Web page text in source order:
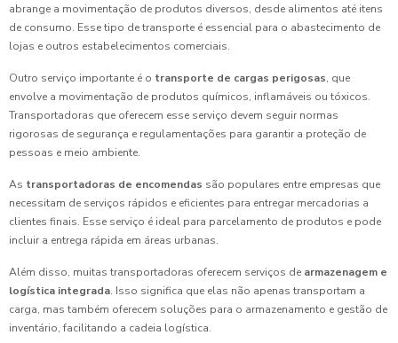
abrange a movimentação de produtos diversos, desde alimentos até itens
de consumo. Esse tipo de transporte é essencial para o abastecimento de
lojas e outros estabelecimentos comerciais.
Outro serviço importante é o transporte de cargas perigosas, que
envolve a movimentação de produtos químicos, inflamáveis ou tóxicos.
Transportadoras que oferecem esse serviço devem seguir normas
rigorosas de segurança e regulamentações para garantir a proteção de
pessoas e meio ambiente.
As transportadoras de encomendas são populares entre empresas que
necessitam de serviços rápidos e eficientes para entregar mercadorias a
clientes finais. Esse serviço é ideal para parcelamento de produtos e pode
incluir a entrega rápida em áreas urbanas.
Além disso, muitas transportadoras oferecem serviços de armazenagem e
logística integrada. Isso significa que elas não apenas transportam a
carga, mas também oferecem soluções para o armazenamento e gestão de
inventário, facilitando a cadeia logística.